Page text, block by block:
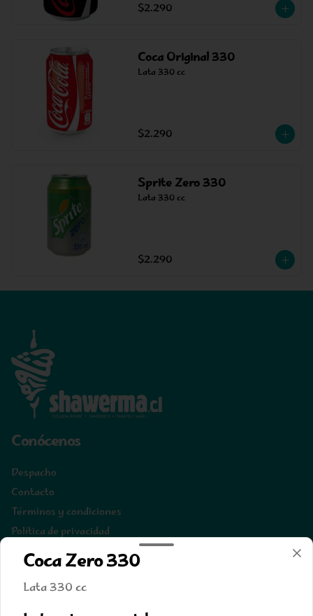
$2.290
Coca Original 330
Lata 330 cc
$2.290
Sprite Zero 330
Lata 330 cc
$2.290
Conócenos
Despacho
Contacto
Términos y condiciones
Política de privacidad
Redes sociales
Instagram
Coca Zero 330
Lata 330 cc